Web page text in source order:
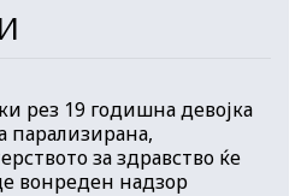
рез 19 годишна девојка
парализирана,
за здравство ќе
вонреден надзор